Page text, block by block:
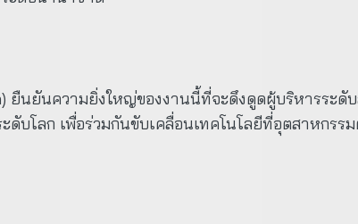
ยืนยันความยิ่งใหญ่ของงานนี้ที่จะดึงดูดผู้บริหารระดั
บโลก เพื่อร่วมกันขับเคลื่อนเทคโนโลยีที่อุตสาหกรร